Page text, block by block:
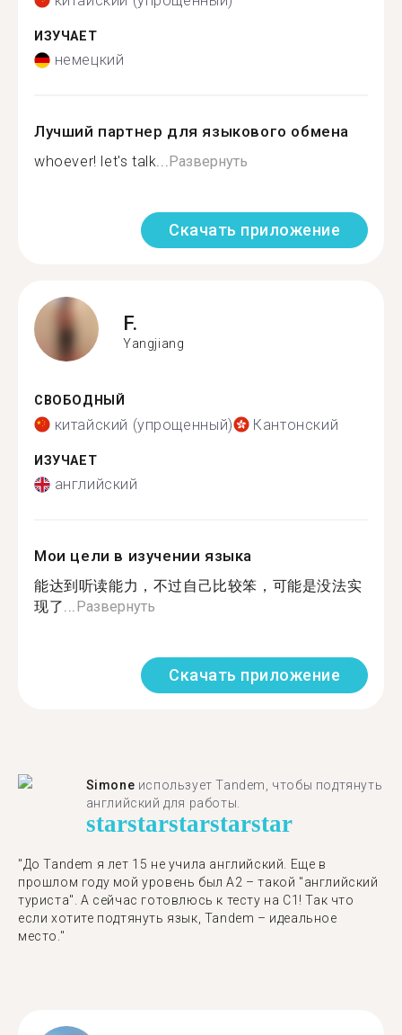
ИЗУЧАЕТ
немецкий
Лучший партнер для языкового обмена
whoever! let's talk...Развернуть
Скачать приложение
F.
Yangjiang
СВОБОДНЫЙ
китайский (упрощенный) Кантонский
ИЗУЧАЕТ
английский
Мои цели в изучении языка
能达到听读能力，不过自己比较笨，可能是没法实
现了...Развернуть
Скачать приложение
Simone использует Tandem, чтобы подтянуть
английский для работы.
starstarstarstarstar
"До Tandem я лет 15 не учила английский. Еще в
прошлом году мой уровень был A2 – такой "английский
туриста". А сейчас готовлюсь к тесту на C1! Так что
если хотите подтянуть язык, Tandem – идеальное
место."